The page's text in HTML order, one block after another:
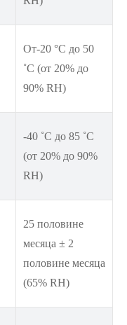
От-20 °C до 50
˚C (от 20% до
90% RH)
-40 ˚C до 85 ˚C
(от 20% до 90%
RH)
25 половине
месяца ± 2
половине месяца
(65% RH)